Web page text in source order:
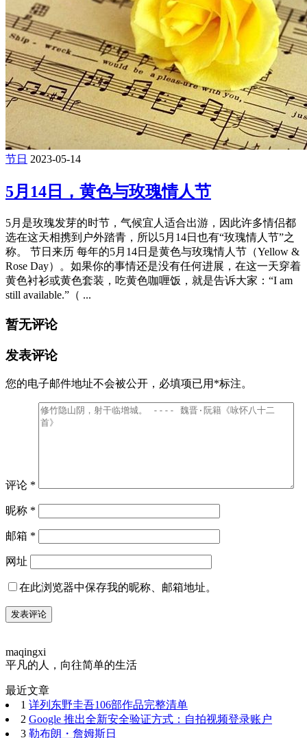
节日 2023-05-14
5月14日，黄色与玫瑰情人节
5月是玫瑰发芽的时节，气候宜人适合出游，因此许多情侣都
选在这天相携到户外踏青，所以5月14日也有“玫瑰情人节”之
称。 节日来历 每年的5月14日是黄色与玫瑰情人节（Yellow &
Rose Day）。如果你的事情还是没有任何进展，在这一天穿着
黄色衬衫或黄色套装，吃黄色咖喱饭，就是告诉大家：“I am
still available.”（ ...
暂无评论
发表评论
您的电子邮件地址不会被公开， 必填项已用 *标注。
评论 *
昵称 *
邮箱 *
网址
在此浏览器中保存我的昵称、邮箱地址。
maqingxi
平凡的人，向往简单的生活
最近文章
1 详列东野圭吾106部作品完整清单
2 Google 推出全新安全验证方式：自拍视频登录账户
3 勒布朗・詹姆斯日